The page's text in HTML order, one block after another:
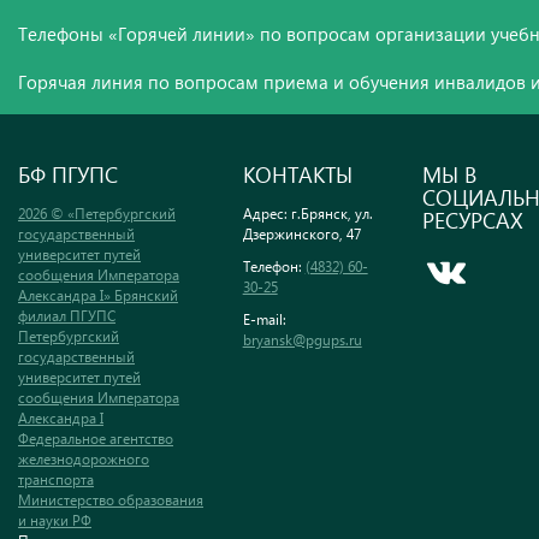
Телефоны «Горячей линии» по вопросам организации
Горячая линия по вопросам приема и обучения инвалидов
БФ ПГУПС
2026 © «Петербургский
государственный
университет путей
сообщения Императора
Александра I» Брянский
филиал ПГУПС
Петербургский
государственный
университет путей
сообщения Императора
Александра I
Федеральное агентство
железнодорожного
транспорта
Министерство образования
и науки РФ
КОНТАКТЫ
Адрес: г.Брянск, ул.
Дзержинского, 47
Телефон: (4832) 60-
30-25
E-mail:
bryansk@pgups.ru
МЫ В
РЕСУРСАХ